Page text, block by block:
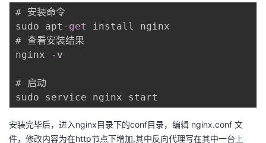
# 安装命令
sudo apt - get
install nginx
# 查看安装结果
nginx
- v
# 启动
安装完毕后，进入nginx目录下的conf目录，编辑 nginx.conf 文
件，修改内容为在http节点下增加,其中反向代理写在其中一台上